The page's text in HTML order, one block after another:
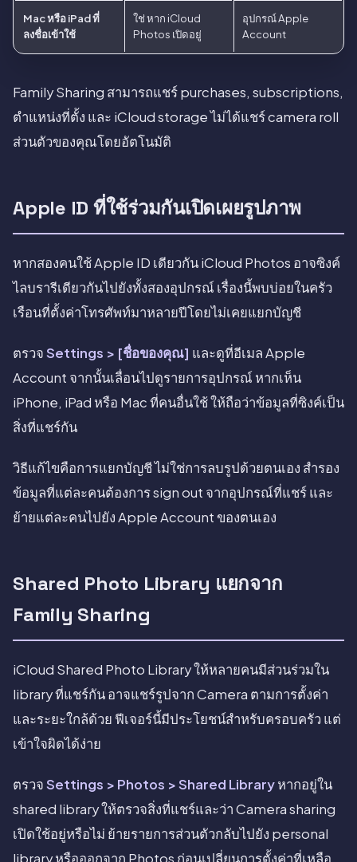
Mac หรือ iPad ที่
ลงชื่อเข้าใช้
ใช่ หาก iCloud
Photos เปิดอยู่
อุปกรณ์ Apple
Account
Family Sharing สามารถแชร์ purchases, subscriptions,
ตำแหน่งที่ตั้ง และ iCloud storage ไม่ได้แชร์ camera roll
ส่วนตัวของคุณโดยอัตโนมัติ
Apple ID ที่ใช้ร่วมกันเปิดเผยรูปภาพ
หากสองคนใช้ Apple ID เดียวกัน iCloud Photos อาจซิงค์
ไลบรารีเดียวกันไปยังทั้งสองอุปกรณ์ เรื่องนี้พบบ่อยในครัว
เรือนที่ตั้งค่าโทรศัพท์มาหลายปีโดยไม่เคยแยกบัญชี
ตรวจSettings > [ชื่อของคุณ] และดูที่อีเมล Apple
Account จากนั้นเลื่อนไปดูรายการอุปกรณ์ หากเห็น
iPhone, iPad หรือ Mac ที่คนอื่นใช้ ให้ถือว่าข้อมูลที่ซิงค์เป็น
สิ่งที่แชร์กัน
วิธีแก้ไขคือการแยกบัญชี ไม่ใช่การลบรูปด้วยตนเอง สำรอง
ข้อมูลที่แต่ละคนต้องการ sign out จากอุปกรณ์ที่แชร์ และ
ย้ายแต่ละคนไปยัง Apple Account ของตนเอง
Shared Photo Library แยกจาก
Family Sharing
iCloud Shared Photo Library ให้หลายคนมีส่วนร่วมใน
library ที่แชร์กัน อาจแชร์รูปจาก Camera ตามการตั้งค่า
และระยะใกล้ด้วย ฟีเจอร์นี้มีประโยชน์สำหรับครอบครัว แต่
เข้าใจผิดได้ง่าย
ตรวจSettings > Photos > Shared Libraryหากอยู่ใน
shared library ให้ตรวจสิ่งที่แชร์และว่า Camera sharing
เปิดใช้อยู่หรือไม่ ย้ายรายการส่วนตัวกลับไปยัง personal